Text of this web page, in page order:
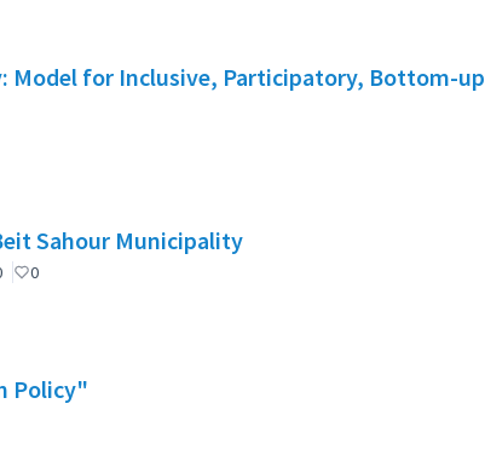
Model for Inclusive, Participatory, Bottom-up
Sahour Municipality
officiel
0
Policy"